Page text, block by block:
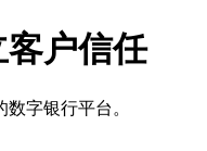
户信任
字银行平台。